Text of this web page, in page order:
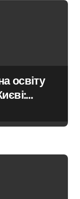
освіту